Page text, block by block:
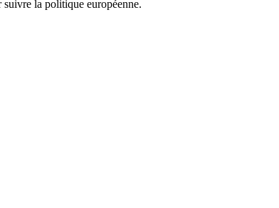
suivre la politique européenne.